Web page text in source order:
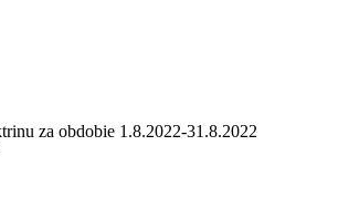
za obdobie 1.8.2022-31.8.2022